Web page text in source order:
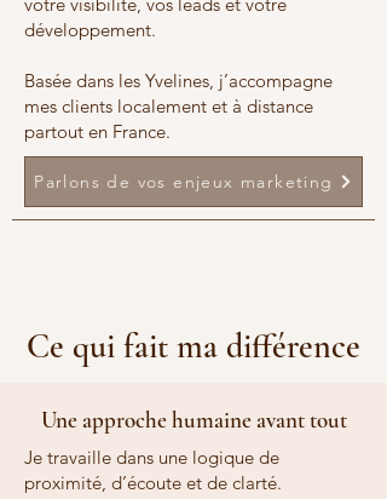
développement.
Basée dans les Yvelines, j’accompagne
mes clients localement et à distance
partout en France.
Parlons de vos enjeux marketing
Ce qui fait ma différence
Une approche humaine avant tout
Je travaille dans une logique de
proximité, d’écoute et de clarté.